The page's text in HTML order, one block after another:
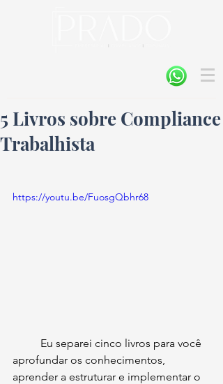
5 Livros sobre Compliance
Trabalhista
https://youtu.be/FuosgQbhr68
aprofundar os conhecimentos,
aprender a estruturar e implementar o